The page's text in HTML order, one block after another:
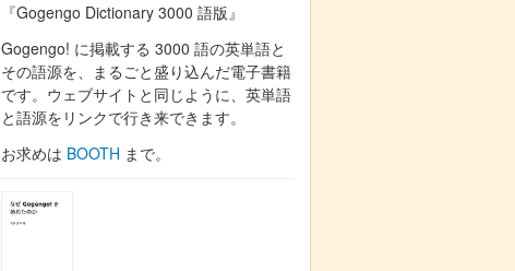
『Gogengo Dictionary 3000 語版』
Gogengo! に掲載する 3000 語の英単語と
その語源を、まるごと盛り込んだ電子書籍
です。ウェブサイトと同じように、英単語
と語源をリンクで行き来できます。
お求めは BOOTH まで。